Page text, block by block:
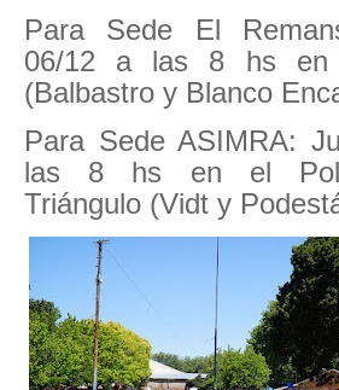
Para Sede El
06/12 a las 8 hs en
(Balbastro y Blanco
Para Sede ASIMRA:
las 8 hs en el
Triángulo (Vidt y